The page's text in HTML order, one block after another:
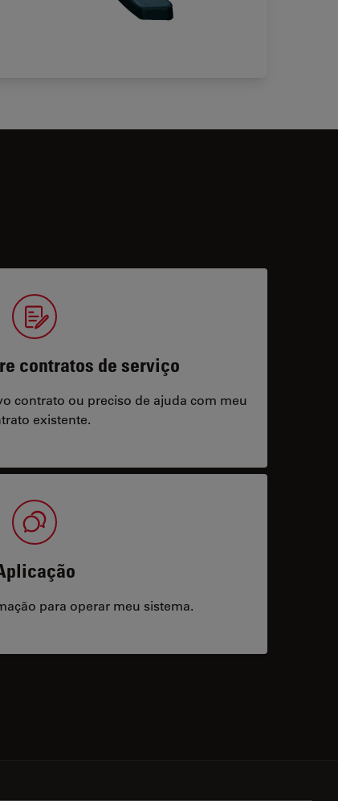
contratos de serviço
contrato ou preciso de ajuda com meu
existente.
para operar meu sistema.